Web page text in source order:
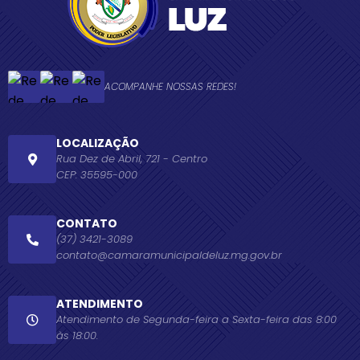
ACOMPANHE NOSSAS REDES!
LOCALIZAÇÃO
Rua Dez de Abril, 721 - Centro
CEP: 35595-000
CONTATO
(37) 3421-3089
contato@camaramunicipaldeluz.mg.gov.br
ATENDIMENTO
Atendimento de Segunda-feira a Sexta-feira das 8:00
às 18:00.